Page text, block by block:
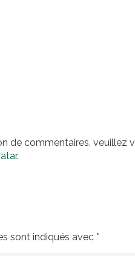
commentaires, veuillez
.
sont indiqués avec *